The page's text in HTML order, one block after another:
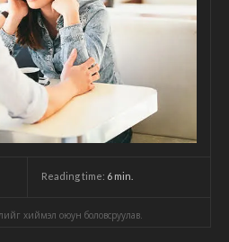
Reading time: 6 min.
хиймэл оюун боловсруулав.